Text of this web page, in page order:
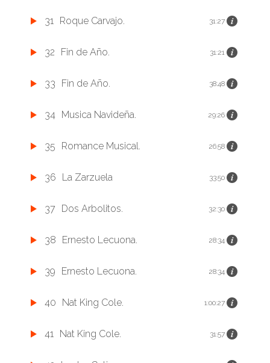
31 Roque Carvajo. 31:27
32 Fin de Año. 31:21
33 Fin de Año. 38:48
34 Musica Navideña. 29:26
35 Romance Musical. 26:58
36 La Zarzuela 33:50
37 Dos Arbolitos. 32:30
38 Ernesto Lecuona. 28:34
39 Ernesto Lecuona. 28:34
40 Nat King Cole. 1:00:27
41 Nat King Cole. 31:57